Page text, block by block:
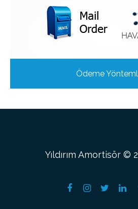
Ödeme
Yıldırım Amortisör ©